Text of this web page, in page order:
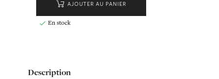
AJOUTER AU PANIER
 En stock
Description